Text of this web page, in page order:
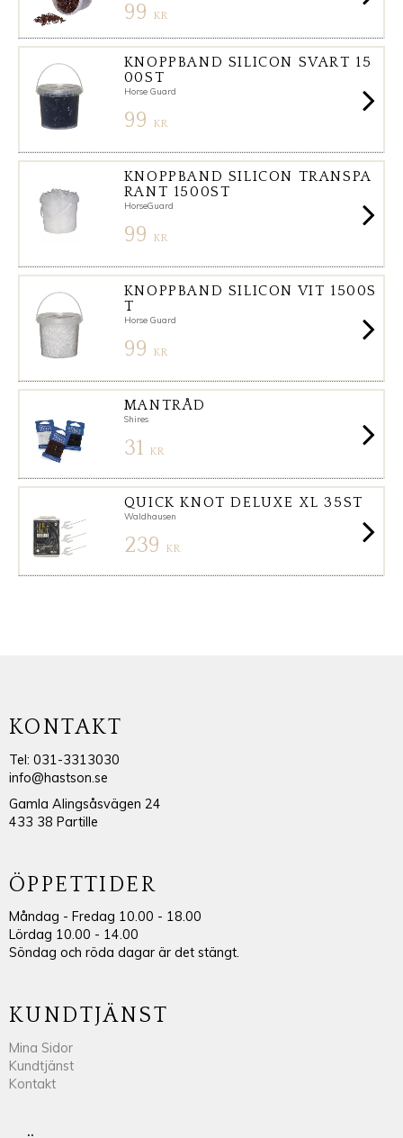
99 KR
KNOPPBAND SILICON SVART 15
00ST
Horse Guard
99 KR
KNOPPBAND SILICON TRANSPA
RANT 1500ST
HorseGuard
99 KR
KNOPPBAND SILICON VIT 1500S
T
Horse Guard
99 KR
MANTRÅD
Shires
31 KR
QUICK KNOT DELUXE XL 35ST
Waldhausen
239 KR
KONTAKT
Tel: 031-3313030
info@hastson.se
Gamla Alingsåsvägen 24
433 38 Partille
ÖPPETTIDER
Måndag - Fredag 10.00 - 18.00
Lördag 10.00 - 14.00
Söndag och röda dagar är det stängt.
KUNDTJÄNST
Mina Sidor
Kundtjänst
Kontakt